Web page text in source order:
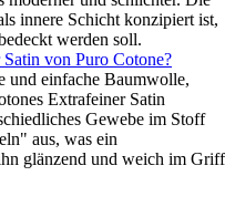
innere Schicht konzipiert ist,
werden soll.
von Puro Cotone?
und einfache Baumwolle,
Extrafeiner Satin
Gewebe im Stoff
aus, was ein
glänzend und weich im Griff